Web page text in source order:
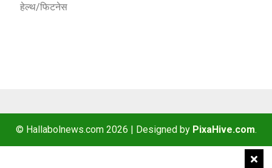
हेल्थ/फिटनेस
© Hallabolnews.com 2026 | Designed by PixaHive.com.